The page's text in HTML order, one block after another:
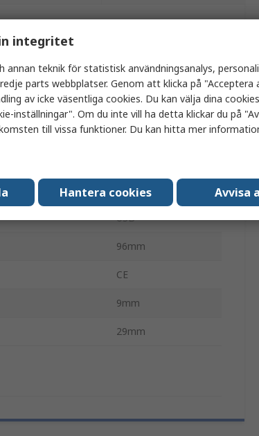
attribut.
Värde
D-Link
USB-hubb
USB 3.0
USB
96mm
CE
9mm
29mm
integritet
annan teknik för statistisk användningsanalys,
parts webbplatser. Genom att klicka på "Acceptera
av icke väsentliga cookies. Du kan välja dina
inställningar". Om du inte vill ha detta klickar du på
till vissa funktioner. Du kan hitta mer
Hantera cookies Avvisa